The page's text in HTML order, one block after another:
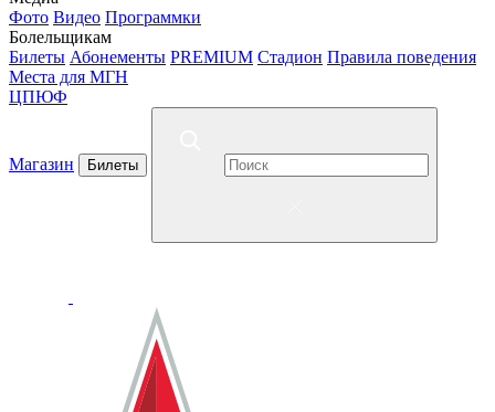
Фото Видео Программки
Болельщикам
Билеты Абонементы PREMIUM Стадион Правила поведения
Места для МГН
ЦПЮФ
Магазин Билеты